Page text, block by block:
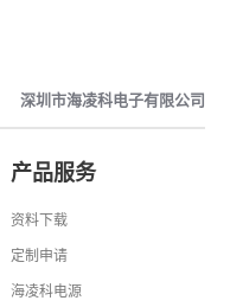
深圳市海凌科电子有限公司
产品服务
资料下载
定制申请
海凌科电源